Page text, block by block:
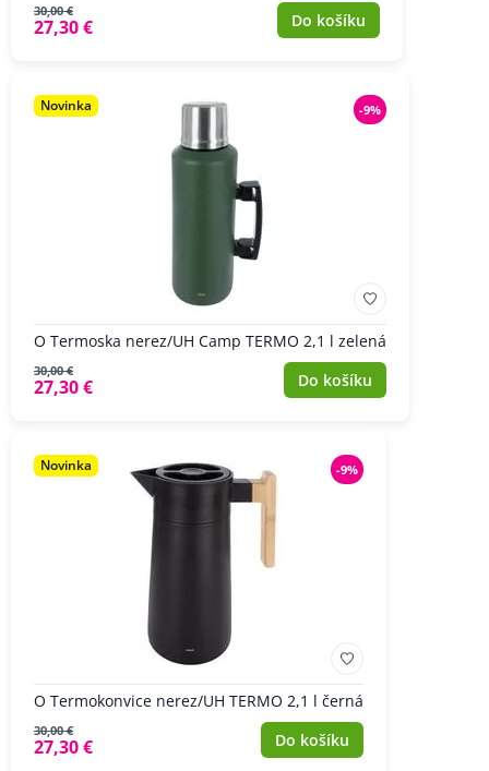
30,00 €
27,30 € Do košíku
Novinka -9%
O Termoska nerez/UH Camp TERMO 2,1 l zelená
30,00 €
27,30 € Do košíku
Novinka -9%
O Termokonvice nerez/UH TERMO 2,1 l černá
30,00 €
27,30 € Do košíku